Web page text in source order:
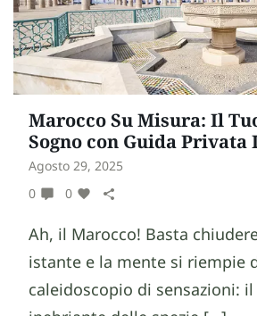
Marocco Su Misura: Il
Sogno con Guida
Agosto 29, 2025
0
0
Ah, il Marocco! Basta
istante e la mente si riempie
caleidoscopio di sensazioni: